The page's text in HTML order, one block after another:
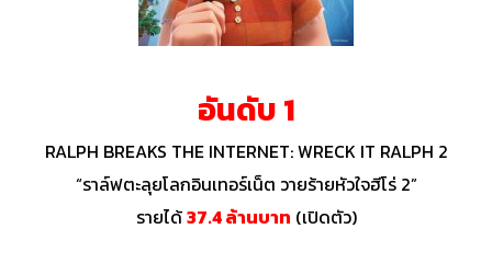
อันดับ 1
RALPH BREAKS THE INTERNET: WRECK IT RALPH 2
“ราล์ฟตะลุยโลกอินเทอร์เน็ต วายร้ายหัวใจฮีโร่ 2”
รายได้37.4ล้านบาท (เปิดตัว)